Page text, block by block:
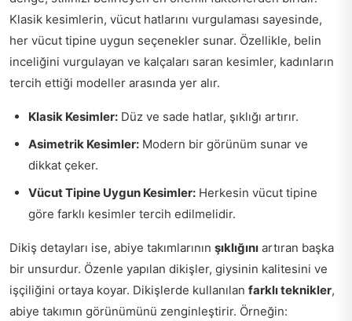
Klasik kesimlerin, vücut hatlarını vurgulaması sayesinde,
her vücut tipine uygun seçenekler sunar. Özellikle, belin
inceliğini vurgulayan ve kalçaları saran kesimler, kadınların
tercih ettiği modeller arasında yer alır.
Klasik Kesimler: Düz ve sade hatlar, şıklığı artırır.
Asimetrik Kesimler: Modern bir görünüm sunar ve
dikkat çeker.
Vücut Tipine Uygun Kesimler: Herkesin vücut tipine
göre farklı kesimler tercih edilmelidir.
Dikiş detayları ise, abiye takımlarının şıklığını artıran başka
bir unsurdur. Özenle yapılan dikişler, giysinin kalitesini ve
işçiliğini ortaya koyar. Dikişlerde kullanılan farklı teknikler,
abiye takımın görünümünü zenginleştirir. Örneğin: